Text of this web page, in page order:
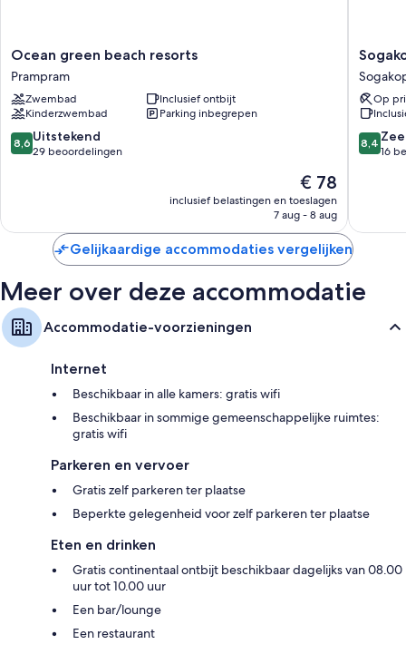
Er zijn nog meer gemakken voorzien in de kamers zoals:
Douches en gratis toiletartikelen
Flatscreentelevisies met satellietzenders
Koelkasten, microgolfovens en waterkokers
Ocean
green
beach
resorts
Prampram
Ocean green beach resorts
Prampram
Zwembad
Inclusief ontbijt
Kinderzwembad
Parking inbegrepen
8.6
van
8,6 Uitstekend
29 beoordelingen
De
prijs
is
€ 78
inclusief belastingen en toeslagen
7 aug - 8 aug
Beach
Resort
&
Spa
Op
8.4
van
8,4
16
Gelijkaardige accommodaties vergelijken
Meer over deze accommodatie
Accommodatie-voorzieningen
Internet
Beschikbaar in alle kamers: gratis wifi
Beschikbaar in sommige gemeenschappelijke ruimtes:
gratis wifi
Parkeren en vervoer
Gratis zelf parkeren ter plaatse
Beperkte gelegenheid voor zelf parkeren ter plaatse
Eten en drinken
Gratis continentaal ontbijt beschikbaar dagelijks van 08.00
uur tot 10.00 uur
Een bar/lounge
Een restaurant